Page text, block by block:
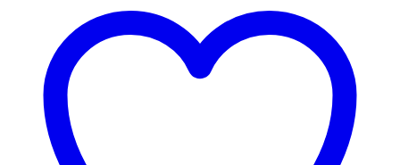
plokščiam
stogui
quantity